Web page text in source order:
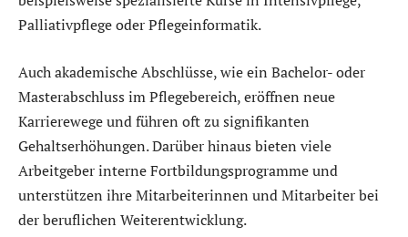
Palliativpflege oder Pflegeinformatik.
Auch akademische Abschlüsse, wie ein Bachelor- oder
Masterabschluss im Pflegebereich, eröffnen neue
Karrierewege und führen oft zu signifikanten
Gehaltserhöhungen. Darüber hinaus bieten viele
Arbeitgeber interne Fortbildungsprogramme und
unterstützen ihre Mitarbeiterinnen und Mitarbeiter bei
der beruflichen Weiterentwicklung.